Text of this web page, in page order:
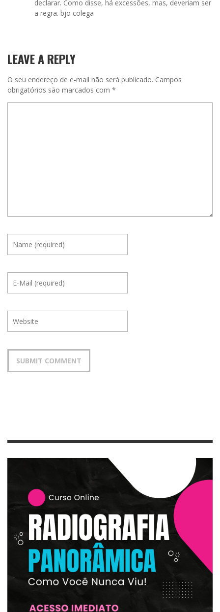
declarar. Como disse, há excessões, mas, deveriam ser
a regra. bjo colega
LEAVE A REPLY
O seu endereço de e-mail não será publicado. Campos
obrigatórios são marcados com *